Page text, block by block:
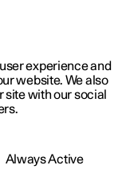
joka
experience and
website. We also
site with our social
Always Active